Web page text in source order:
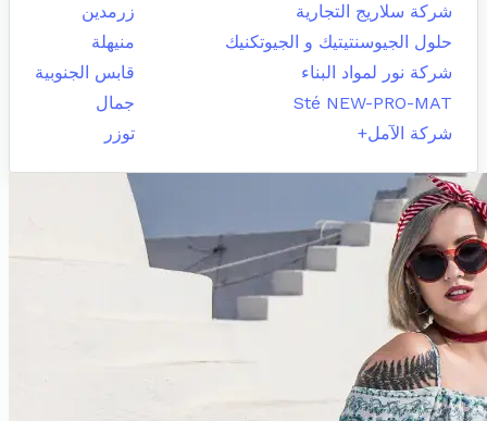
شركة سلاريج التجارية
زرمدين
حلول الجيوسنتيتيك و الجيوتكنيك
منيهلة
شركة نور لمواد البناء
قابس الجنوبية
Sté NEW-PRO-MAT
جمال
شركة الآمل+
توزر